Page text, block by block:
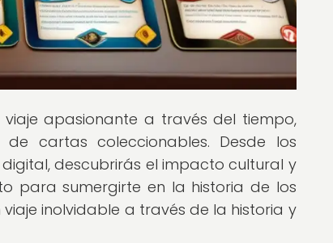
apasionante a través del tiempo,
cartas coleccionables. Desde los
descubrirás el impacto cultural y
para sumergirte en la historia de los
inolvidable a través de la historia y